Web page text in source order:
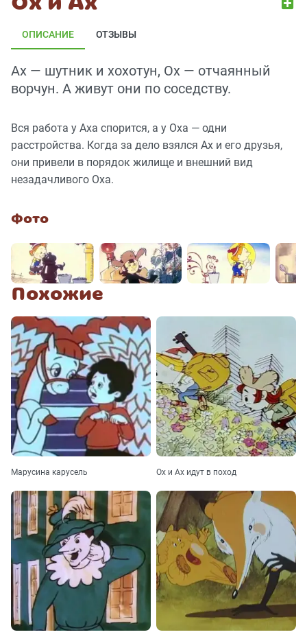
ОПИСАНИЕ ОТЗЫВЫ
Ах — шутник и хохотун, Ох — отчаянный
ворчун. А живут они по соседству.
Вся работа у Аха спорится, а у Оха — одни
расстройства. Когда за дело взялся Ах и его друзья,
они привели в порядок жилище и внешний вид
незадачливого Оха.
Фото
Похожие
Марусина карусель Ох и Ах идут в поход